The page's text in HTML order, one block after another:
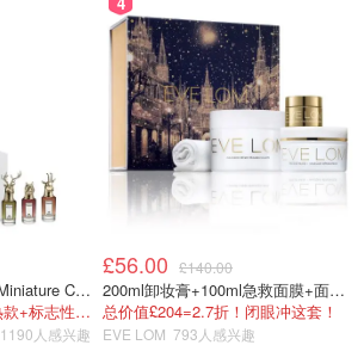
Penhaligon's Portraits Miniature Collection 香氛套装 5瓶装
叠9折后仅£36/瓶！全热款+标志性兽首头
1190人感兴趣
£56.00 £140.00
200ml卸妆膏+100ml急救面膜+面霜+洁颜布
总价值£204=2.7折！闭眼冲这套！
EVE LOM 793人感兴趣